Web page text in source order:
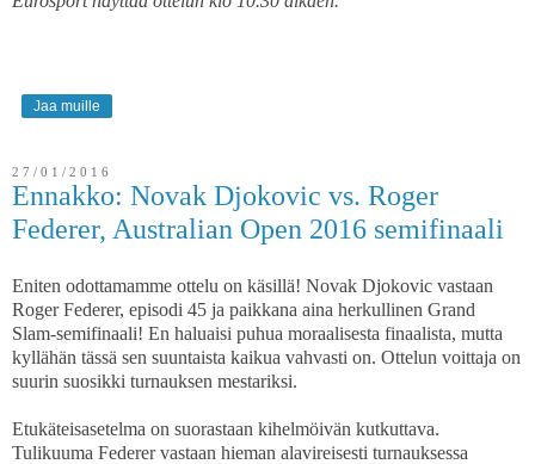
Jaa muille
27/01/2016
Ennakko: Novak Djokovic vs. Roger
Federer, Australian Open 2016 semifinaali
Eniten odottamamme ottelu on käsillä! Novak Djokovic vastaan
Roger Federer, episodi 45 ja paikkana aina herkullinen Grand
Slam-semifinaali! En haluaisi puhua moraalisesta finaalista, mutta
kyllähän tässä sen suuntaista kaikua vahvasti on. Ottelun voittaja on
suurin suosikki turnauksen mestariksi.
Etukäteisasetelma on suorastaan kihelmöivän kutkuttava.
Tulikuuma Federer vastaan hieman alavireisesti turnauksessa